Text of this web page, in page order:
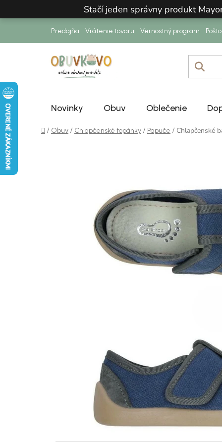
Stačí jeden správny produkt
Predajňa Vrátenie tovaru Vernostný program
Novinky Obuv Oblečenie
Domov
/ Obuv / Chlapčenské topánky / Papuče / Chlapčenské